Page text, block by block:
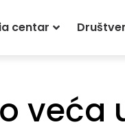
centaru odnosu na
veća